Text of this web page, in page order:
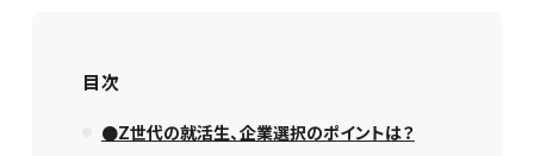
目次
●Z世代の就活生、企業選択のポイントは？